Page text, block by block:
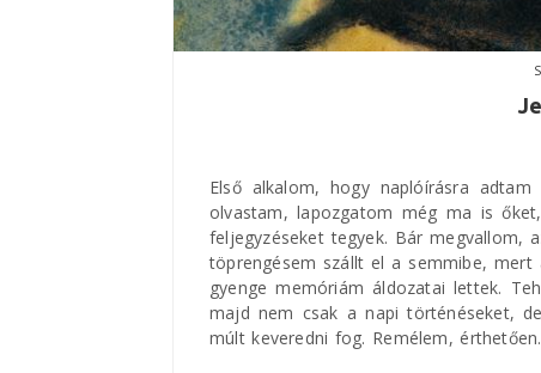
Első alkalom, hogy naplóírásra
olvastam, lapozgatom még ma is
feljegyzéseket tegyek. Bár megvallom,
töprengésem szállt el a semmibe,
gyenge memóriám áldozatai lettek.
majd nem csak a napi történéseket,
múlt keveredni fog. Remélem, érthetően.